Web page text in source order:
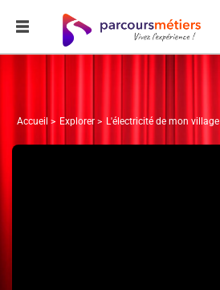
Accueil Explorer L'électricité de mon village